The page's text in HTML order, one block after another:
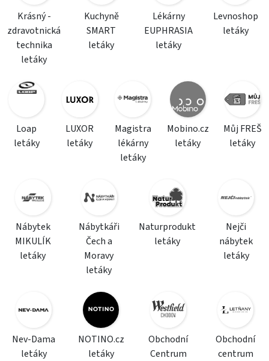
Krásný -
zdravotnická
technika
letáky
Kuchyně
SMART
letáky
Lékárny
EUPHRASIA
letáky
Levnoshop
letáky
Loap
letáky
LUXOR
letáky
Magistra
lékárny
letáky
Mobino.cz
letáky
Můj FREŠ
letáky
Nábytek
MIKULÍK
letáky
Nábytkáři
Čech a
Moravy
letáky
Naturprodukt
letáky
Nejči
nábytek
letáky
Nev-Dama
letáky
NOTINO.cz
letáky
Obchodní
Centrum
Obchodní
centrum